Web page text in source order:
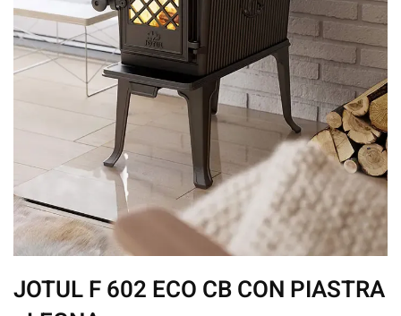
JOTUL F 602 ECO CB CON PIASTRA